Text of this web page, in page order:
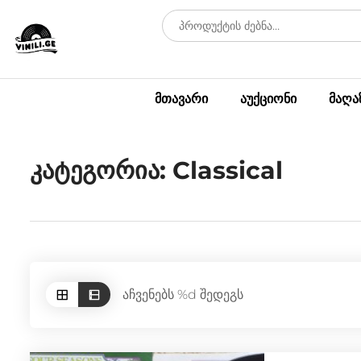
მთავარი აუქციონი
კატეგორია: Classical
აჩვენებს %d შედეგს